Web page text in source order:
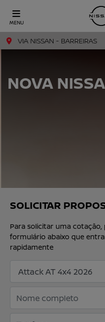
MENU
VIA NISSAN - BARREIRAS
SOLICITAR
Para solicitar uma
formulário abaixo que
rapidamente
NOVA